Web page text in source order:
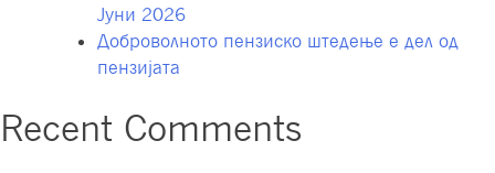
Јуни 2026
Доброволното пензиско штедење е дел од
пензијата
Recent Comments